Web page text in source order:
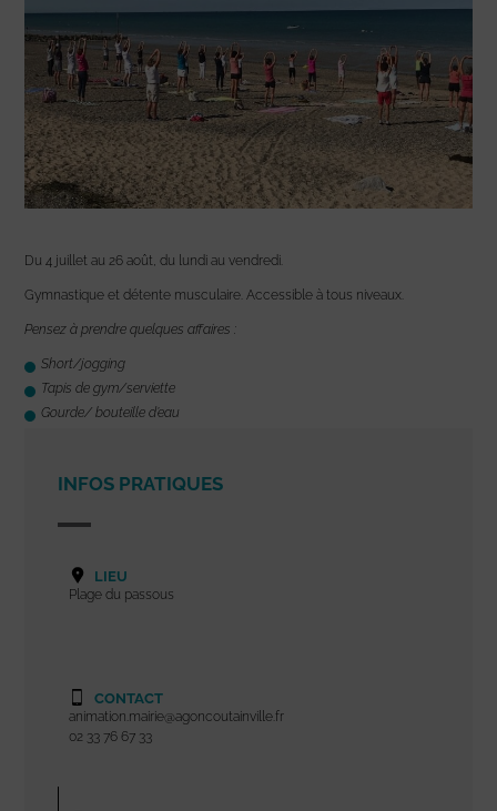
Du 4 juillet au 26 août, du lundi au vendredi.
Gymnastique et détente musculaire. Accessible à tous niveaux.
Pensez à prendre quelques affaires :
Short/jogging
Tapis de gym/serviette
Gourde/ bouteille d’eau
INFOS PRATIQUES
LIEU
Plage du passous
CONTACT
animation.mairie@agoncoutainville.fr
02 33 76 67 33